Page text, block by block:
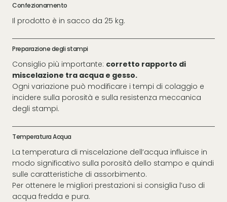
Confezionamento
Il prodotto è in sacco da 25 kg.
Preparazione degli stampi
Consiglio più importante: corretto rapporto di
miscelazione tra acqua e gesso.
Ogni variazione può modificare i tempi di colaggio e
incidere sulla porosità e sulla resistenza meccanica
degli stampi.
Temperatura Acqua
La temperatura di miscelazione dell’acqua influisce in
modo significativo sulla porosità dello stampo e quindi
sulle caratteristiche di assorbimento.
Per ottenere le migliori prestazioni si consiglia l’uso di
acqua fredda e pura.